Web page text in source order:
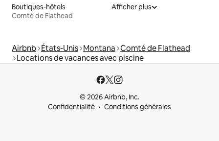
Boutiques-hôtels
Comté de Flathead
Afficher plus
Airbnb États-Unis Montana Comté de Flathead
Locations de vacances avec piscine
© 2026 Airbnb, Inc.
Confidentialité
Conditions générales